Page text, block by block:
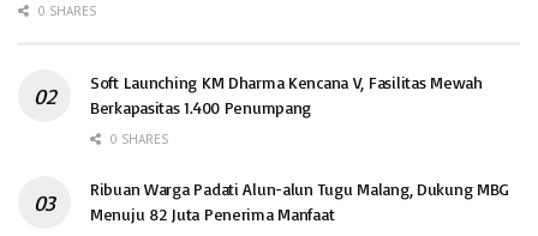
0 SHARES
Soft Launching KM Dharma Kencana V, Fasilitas Mewah
Berkapasitas 1.400 Penumpang
0 SHARES
Ribuan Warga Padati Alun-alun Tugu Malang, Dukung MBG
Menuju 82 Juta Penerima Manfaat